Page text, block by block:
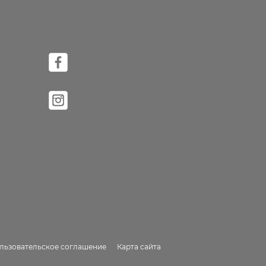
соглашение Карта сайта